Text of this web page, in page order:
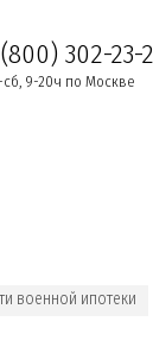
302-23-
9-20ч по Москве
военной ипотеки